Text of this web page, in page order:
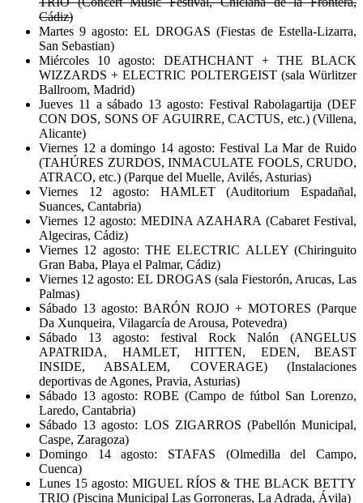
Cádiz)
Martes 9 agosto: EL DROGAS (Fiestas de Estella-Lizarra,
San Sebastian)
Miércoles 10 agosto: DEATHCHANT + THE BLACK
WIZZARDS + ELECTRIC POLTERGEIST (sala Würlitzer
Ballroom, Madrid)
Jueves 11 a sábado 13 agosto: Festival Rabolagartija (DEF
CON DOS, SONS OF AGUIRRE, CACTUS, etc.) (Villena,
Alicante)
Viernes 12 a domingo 14 agosto: Festival La Mar de Ruido
(TAHÚRES ZURDOS, INMACULATE FOOLS, CRUDO,
ATRACO, etc.) (Parque del Muelle, Avilés, Asturias)
Viernes 12 agosto: HAMLET (Auditorium Espadañal,
Suances, Cantabria)
Viernes 12 agosto: MEDINA AZAHARA (Cabaret Festival,
Algeciras, Cádiz)
Viernes 12 agosto: THE ELECTRIC ALLEY (Chiringuito
Gran Baba, Playa el Palmar, Cádiz)
Viernes 12 agosto: EL DROGAS (sala Fiestorón, Arucas, Las
Palmas)
Sábado 13 agosto: BARÓN ROJO + MOTORES (Parque
Da Xunqueira, Vilagarcía de Arousa, Potevedra)
Sábado 13 agosto: festival Rock Nalón (ANGELUS
APATRIDA, HAMLET, HITTEN, EDEN, BEAST
INSIDE, ABSALEM, COVERAGE) (Instalaciones
deportivas de Agones, Pravia, Asturias)
Sábado 13 agosto: ROBE (Campo de fútbol San Lorenzo,
Laredo, Cantabria)
Sábado 13 agosto: LOS ZIGARROS (Pabellón Municipal,
Caspe, Zaragoza)
Domingo 14 agosto: STAFAS (Olmedilla del Campo,
Cuenca)
Lunes 15 agosto: MIGUEL RÍOS & THE BLACK BETTY
TRIO (Piscina Municipal Las Gorroneras, La Adrada, Ávila)